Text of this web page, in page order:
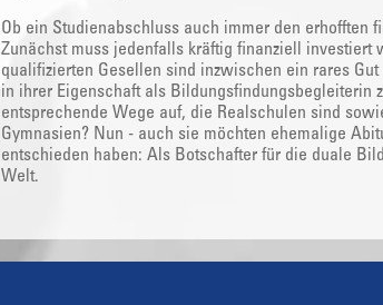
Ob ein Studienabschluss auch immer den
Zunächst muss jedenfalls kräftig finanziell
qualifizierten Gesellen sind inzwischen ein rares
in ihrer Eigenschaft als Bildungsfindungsbegleiterin
entsprechende Wege auf, die Realschulen sind
Gymnasien? Nun - auch sie möchten ehemalige
entschieden haben: Als Botschafter für die duale
Welt.